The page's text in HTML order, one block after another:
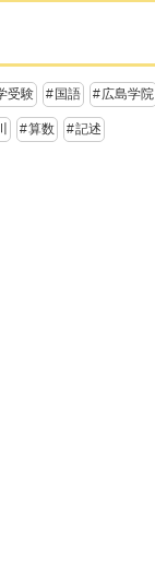
受験 国語 広島学院
算数 記述